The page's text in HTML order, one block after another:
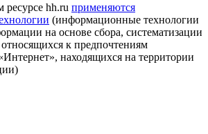
hh.ru применяются
(информационные технологии
на основе сбора, систематизации
к предпочтениям
находящихся на территории